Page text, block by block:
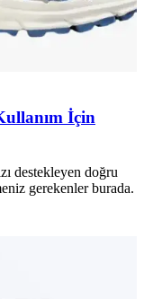
İçin
destekleyen doğru
gerekenler burada.